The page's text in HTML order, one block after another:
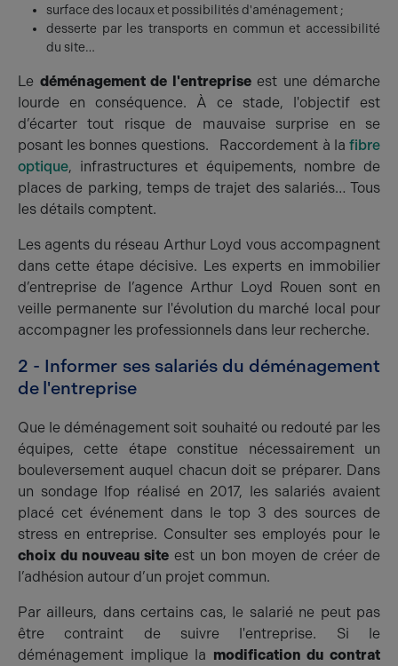
surface des locaux et possibilités d'aménagement ;
desserte par les transports en commun et accessibilité
du site…
Le déménagement de l'entrepriseest une démarche
lourde en conséquence. À ce stade, l'objectif est
d’écarter tout risque de mauvaise surprise en se
posant les bonnes questions. Raccordement à la fibre
optique, infrastructures et équipements, nombre de
places de parking, temps de trajet des salariés… Tous
les détails comptent.
Les agents du réseau Arthur Loyd vous accompagnent
dans cette étape décisive. Les experts en immobilier
d’entreprise de l’agence Arthur Loyd Rouen sont en
veille permanente sur l'évolution du marché local pour
accompagner les professionnels dans leur recherche.
2 - Informer ses salariés du déménagement
de l'entreprise
Que le déménagement soit souhaité ou redouté par les
équipes, cette étape constitue nécessairement un
bouleversement auquel chacun doit se préparer. Dans
un sondage Ifop réalisé en 2017, les salariés avaient
placé cet événement dans le top 3 des sources de
stress en entreprise. Consulter ses employés pour le
choix du nouveau site est un bon moyen de créer de
l’adhésion autour d’un projet commun.
Par ailleurs, dans certains cas, le salarié ne peut pas
être contraint de suivre l'entreprise. Si le
déménagement implique la modification du contrat